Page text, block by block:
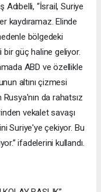
Adıbelli, “İsrail, Suriye
kaydıramaz. Elinde
bölgedeki
bir güç haline geliyor.
ABD ve özellikle
altını çizmesi
Rusya'nın da rahatsız
vekalet savaşı
Suriye'ye çekiyor. Bu
ifadelerini kullandı.